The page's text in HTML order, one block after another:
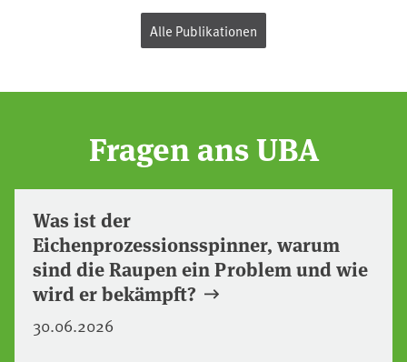
Alle Publikationen
Fragen ans UBA
Was ist der
Eichenprozessionsspinner, warum
sind die Raupen ein Problem und wie
wird er bekämpft?
30.06.2026